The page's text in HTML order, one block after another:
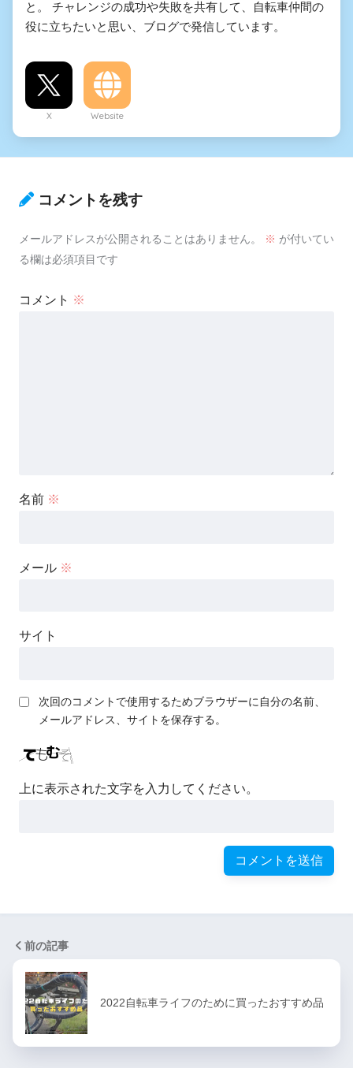
と。 チャレンジの成功や失敗を共有して、自転車仲間の
役に立ちたいと思い、ブログで発信しています。
X Website
コメントを残す
メールアドレスが公開されることはありません。 ※ が付いてい
る欄は必須項目です
コメント ※
名前 ※
メール ※
サイト
次回のコメントで使用するためブラウザーに自分の名前、
メールアドレス、サイトを保存する。
上に表示された文字を入力してください。
前の記事
2022自転車ライフのために買ったおすすめ品